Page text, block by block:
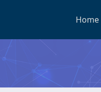
Home